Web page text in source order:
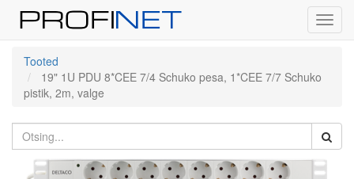
Tooted
19" 1U PDU 8*CEE 7/4 Schuko pesa, 1*CEE 7/7 Schuko
pistik, 2m, valge